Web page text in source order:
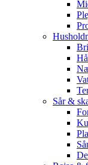
Sår &